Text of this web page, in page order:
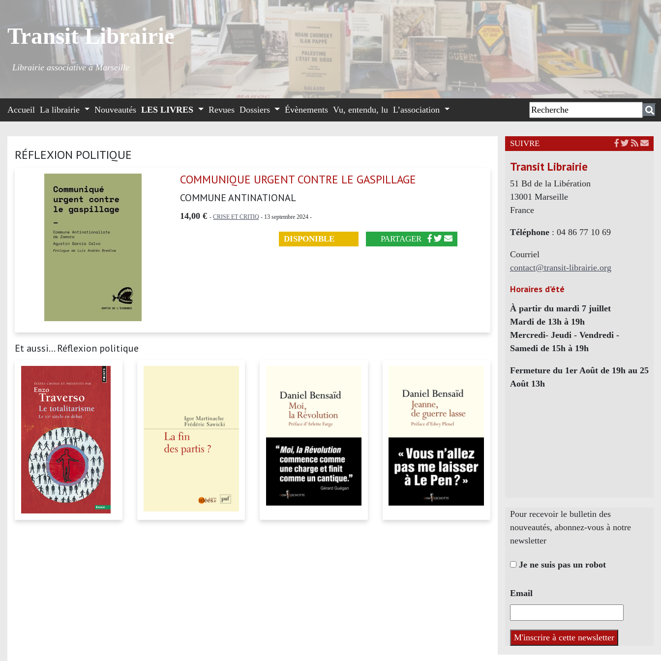
Transit Librairie
Librairie associative à Marseille
Accueil La librairie Nouveautés LES LIVRES Revues Dossiers Évènements Vu, entendu, lu L’association
RÉFLEXION POLITIQUE
COMMUNIQUE URGENT CONTRE LE GASPILLAGE
COMMUNE ANTINATIONAL
14,00 € -CRISE ET CRITIQ - 13 septembre 2024 -
DISPONIBLE PARTAGER
Et aussi... Réflexion politique
SUIVRE
Transit Librairie
51 Bd de la Libération
13001 Marseille
France
Téléphone: 04 86 77 10 69
Courriel
contact@transit-librairie.org
Horaires d’été
À partir du mardi 7 juillet
Mardi de 13h à 19h
Mercredi- Jeudi - Vendredi -
Samedi de 15h à 19h
Fermeture du 1er Août de 19h au 25
Août 13h
Pour recevoir le bulletin des
nouveautés, abonnez-vous à notre
newsletter
Je ne suis pas un robot
Email